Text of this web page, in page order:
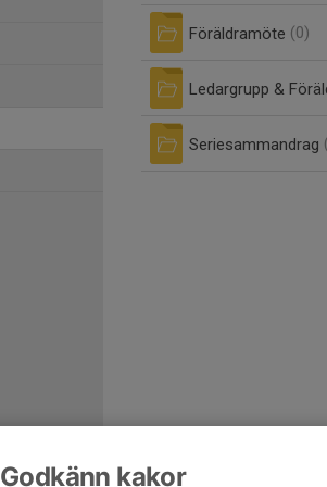
Föräldramöte (0)
Ledargrupp &
Seriesammandrag
Godkänn kakor